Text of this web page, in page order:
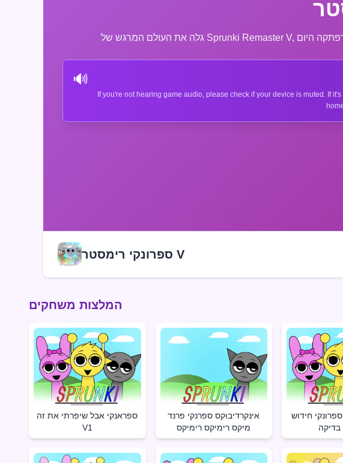
🔊
If you're not hearing game audio, please check if your device is muted. If
ספרונקי רימסטר V
המלצות משחקים
ספראנקי אבל שיפרתי את זה
V1
אינקרדיבוקס ספרנקי פרנד
מיקס רימיקס רימיקס
חידוש
בדיקה